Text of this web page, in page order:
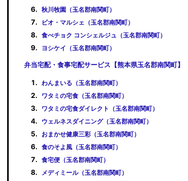
秋川牧園（玉名郡南関町）
ビオ・マルシェ（玉名郡南関町）
食べチョク コンシェルジュ（玉名郡南関町）
ヨシケイ（玉名郡南関町）
弁当宅配・食事宅配サービス【熊本県玉名郡南関町】
わんまいる（玉名郡南関町）
ワタミの宅食（玉名郡南関町）
ワタミの宅食ダイレクト（玉名郡南関町）
ウェルネスダイニング（玉名郡南関町）
おまかせ健康三彩（玉名郡南関町）
食のそよ風（玉名郡南関町）
食宅便（玉名郡南関町）
メディミール（玉名郡南関町）